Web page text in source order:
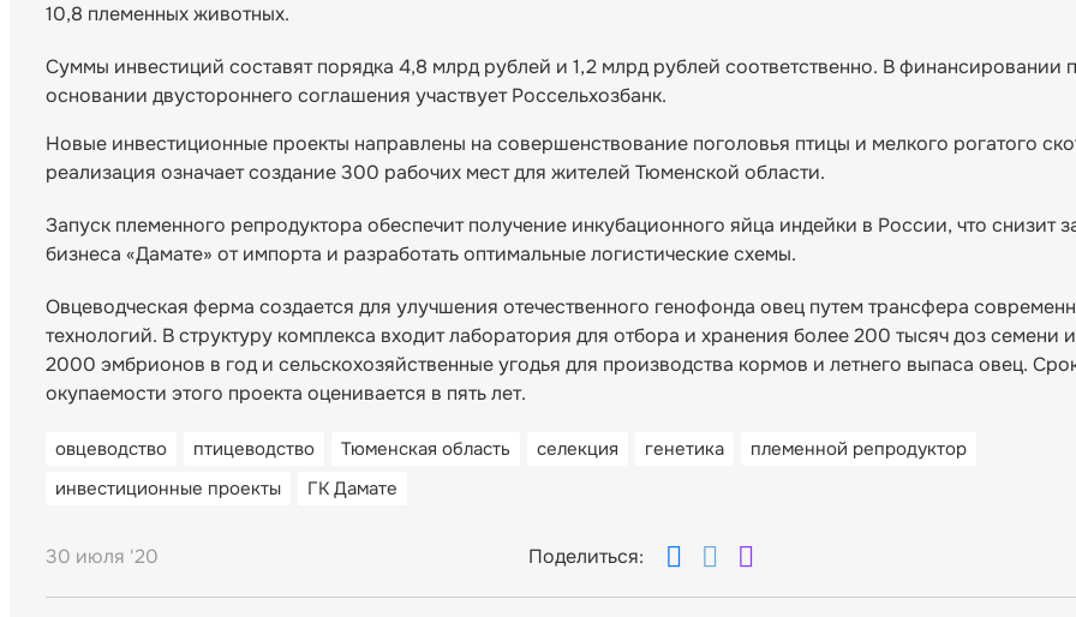
10,8 племенных животных.
Суммы инвестиций составят порядка 4,8 млрд рублей и 1,2 млрд рублей соответственно. В финансировании
основании двустороннего соглашения участвует Россельхозбанк.
Новые инвестиционные проекты направлены на совершенствование поголовья птицы и мелкого рогатого
реализация означает создание 300 рабочих мест для жителей Тюменской области.
Запуск племенного репродуктора обеспечит получение инкубационного яйца индейки в России, что снизит
бизнеса «Дамате» от импорта и разработать оптимальные логистические схемы.
Овцеводческая ферма создается для улучшения отечественного генофонда овец путем трансфера
технологий. В структуру комплекса входит лаборатория для отбора и хранения более 200 тысяч доз семени
2000 эмбрионов в год и сельскохозяйственные угодья для производства кормов и летнего выпаса овец.
окупаемости этого проекта оценивается в пять лет.
овцеводство птицеводство Тюменская область селекция генетика
племенной репродуктор
инвестиционные проекты
ГК Дамате
30 июля '20 Поделиться: